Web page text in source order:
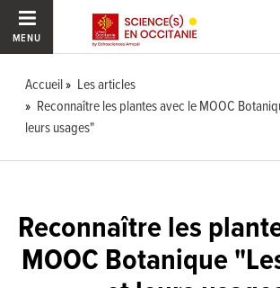
MENU
Accueil
Les articles
Reconnaître les plantes avec le MOOC
leurs usages"
Reconnaître les
MOOC Botanique